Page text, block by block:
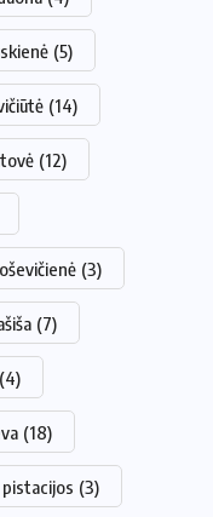
(5)
(14)
(12)
(3)
(7)
(4)
(18)
pistacijos (3)